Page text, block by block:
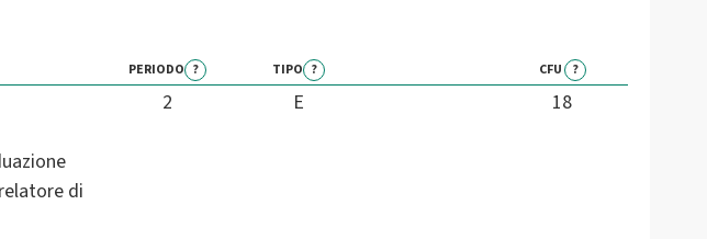
PERIODO ? TIPO ? CFU ?
di
2 E 18